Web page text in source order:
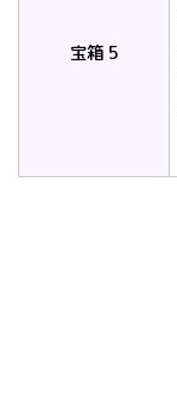
宝箱 5